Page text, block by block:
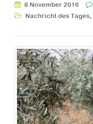
8 November 2016
Nachricht des Tages,